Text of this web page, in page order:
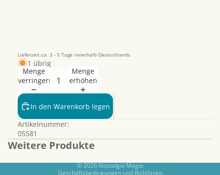
Lieferzeit:ca. 3 - 5 Tage innerhalb Deutschlands
1 übrig
Menge
verringern
Menge
erhöhen
In den Warenkorb legen
Artikelnummer:
05581
Weitere Produkte
© 2026Nostalgie Magie
Geschäftsbedingungen und Richtlinien
Datenschutzerklärung
Widerrufsrecht
AGB
Kontaktinformationen
Impressum